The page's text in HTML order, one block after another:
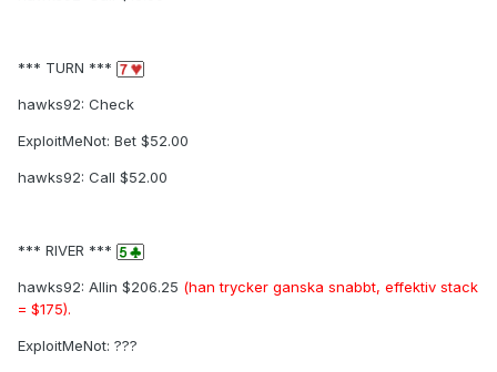
*** TURN ***
hawks92: Check
ExploitMeNot: Bet $52.00
hawks92: Call $52.00
*** RIVER ***
hawks92: Allin $206.25 (han trycker ganska snabbt, effektiv stack
= $175).
ExploitMeNot: ???